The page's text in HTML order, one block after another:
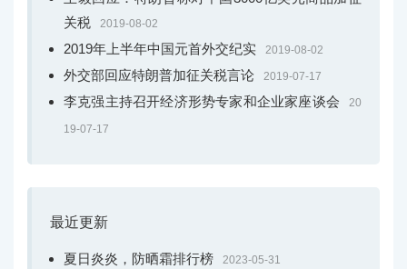
时说的一番话，充满深情。
同广大发展中国家站在一起，永远做发展中国家的可靠朋
友和真诚伙伴，中国以行践言。
今年上半年，中国非洲研究院成立，中非合作论坛北京峰
会成果落实协调人会议、首届中国－非洲经贸博览会先后
举行，习近平主席分别致信祝贺，推动中非合作不断往深
里走、往实里走。
二十国集团领导人大阪峰会期间，习近平主席主持中非领
导人会晤，中非合作论坛前任非方共同主席国南非、非洲
关税
2019-08-02
2019年上半年中国元首外交纪实 2019-08-02
外交部回应特朗普加征关税言论 2019-07-17
李克强主持召开经济形势专家和企业家座谈会 20
19-07-17
最近更新
夏日炎炎，防晒霜排行榜 2023-05-31